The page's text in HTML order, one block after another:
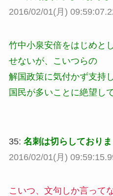
2016/02/01(月)
竹中小泉安倍をはじめと
せないが、こいつらの
解国政策に気付かず支持
国民が多いことに絶望し
35: 名刺は切らしており
2016/02/01(月)
こいつ、文句しか言って